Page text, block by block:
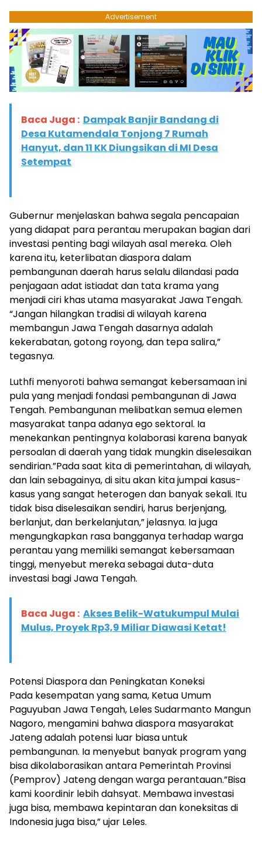
Advertisement
Baca Juga : Dampak Banjir Bandang di
Desa Kutamendala Tonjong 7 Rumah
Hanyut, dan 11 KK Diungsikan di MI Desa
Setempat
Gubernur menjelaskan bahwa segala pencapaian
yang didapat para perantau merupakan bagian dari
investasi penting bagi wilayah asal mereka. Oleh
karena itu, keterlibatan diaspora dalam
pembangunan daerah harus selalu dilandasi pada
penjagaan adat istiadat dan tata krama yang
menjadi ciri khas utama masyarakat Jawa Tengah.
“Jangan hilangkan tradisi di wilayah karena
membangun Jawa Tengah dasarnya adalah
kekerabatan, gotong royong, dan tepa salira,”
tegasnya.
Luthfi menyoroti bahwa semangat kebersamaan ini
pula yang menjadi fondasi pembangunan di Jawa
Tengah. Pembangunan melibatkan semua elemen
masyarakat tanpa adanya ego sektoral. Ia
menekankan pentingnya kolaborasi karena banyak
persoalan di daerah yang tidak mungkin diselesaikan
sendirian.”Pada saat kita di pemerintahan, di wilayah,
dan lain sebagainya, di situ akan kita jumpai kasus-
kasus yang sangat heterogen dan banyak sekali. Itu
tidak bisa diselesaikan sendiri, harus berjenjang,
berlanjut, dan berkelanjutan,” jelasnya. Ia juga
mengungkapkan rasa bangganya terhadap warga
perantau yang memiliki semangat kebersamaan
tinggi, menyebut mereka sebagai duta-duta
investasi bagi Jawa Tengah.
Baca Juga : Akses Belik-Watukumpul Mulai
Mulus, Proyek Rp3,9 Miliar Diawasi Ketat!
Potensi Diaspora dan Peningkatan Koneksi
Pada kesempatan yang sama, Ketua Umum
Paguyuban Jawa Tengah, Leles Sudarmanto Mangun
Nagoro, mengamini bahwa diaspora masyarakat
Jateng adalah potensi luar biasa untuk
pembangunan. Ia menyebut banyak program yang
bisa dikolaborasikan antara Pemerintah Provinsi
(Pemprov) Jateng dengan warga perantauan.”Bisa
kami koordinir lebih dahsyat. Membawa investasi
juga bisa, membawa kepintaran dan koneksitas di
Indonesia juga bisa,” ujar Leles.